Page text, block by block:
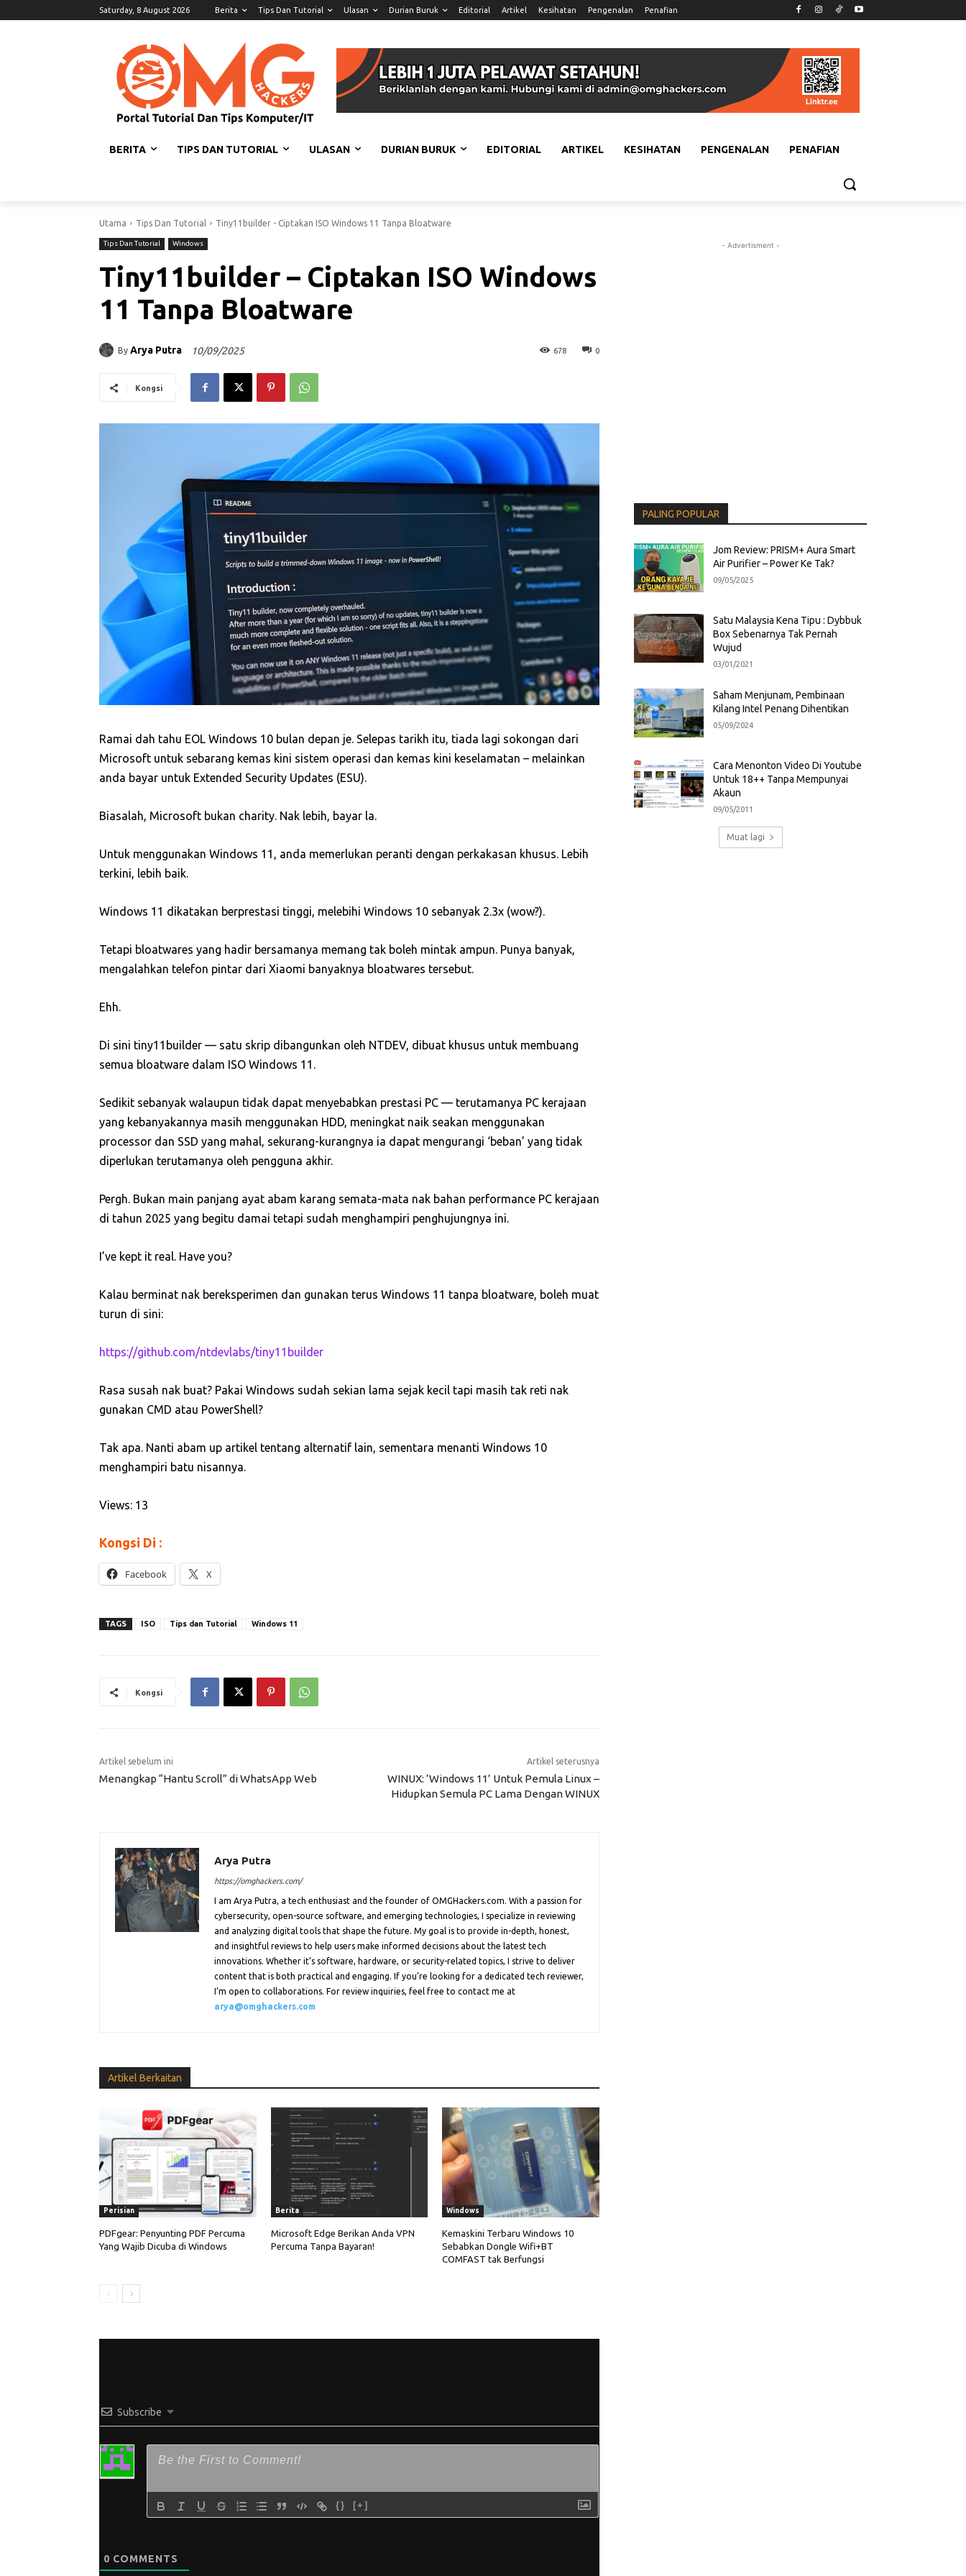
Saturday, 8 August 2026 Berita Tips Dan Tutorial Ulasan Durian Buruk Editorial Artikel Kesihatan Pengenalan Penafian
BERITA TIPS DAN TUTORIAL ULASAN DURIAN BURUK EDITORIAL ARTIKEL KESIHATAN PENGENALAN PENAFIAN
Utama Tips Dan Tutorial Tiny11builder - Ciptakan ISO Windows 11 Tanpa Bloatware
Tips Dan Tutorial Windows
Tiny11builder – Ciptakan ISO Windows
11 Tanpa Bloatware
By Arya Putra 10/09/2025 0
678
Kongsi
Ramai dah tahu EOL Windows 10 bulan depan je. Selepas tarikh itu, tiada lagi sokongan dari
Microsoft untuk sebarang kemas kini sistem operasi dan kemas kini keselamatan – melainkan
anda bayar untuk Extended Security Updates (ESU).
Biasalah, Microsoft bukan charity. Nak lebih, bayar la.
Untuk menggunakan Windows 11, anda memerlukan peranti dengan perkakasan khusus. Lebih
terkini, lebih baik.
Windows 11 dikatakan berprestasi tinggi, melebihi Windows 10 sebanyak 2.3x (wow?).
Tetapi bloatwares yang hadir bersamanya memang tak boleh mintak ampun. Punya banyak,
mengalahkan telefon pintar dari Xiaomi banyaknya bloatwares tersebut.
Ehh.
Di sini tiny11builder — satu skrip dibangunkan oleh NTDEV, dibuat khusus untuk membuang
semua bloatware dalam ISO Windows 11.
Sedikit sebanyak walaupun tidak dapat menyebabkan prestasi PC — terutamanya PC kerajaan
yang kebanyakannya masih menggunakan HDD, meningkat naik seakan menggunakan
processor dan SSD yang mahal, sekurang-kurangnya ia dapat mengurangi ‘beban’ yang tidak
diperlukan terutamanya oleh pengguna akhir.
Pergh. Bukan main panjang ayat abam karang semata-mata nak bahan performance PC kerajaan
di tahun 2025 yang begitu damai tetapi sudah menghampiri penghujungnya ini.
I’ve kept it real. Have you?
Kalau berminat nak bereksperimen dan gunakan terus Windows 11 tanpa bloatware, boleh muat
turun di sini:
https://github.com/ntdevlabs/tiny11builder
Rasa susah nak buat? Pakai Windows sudah sekian lama sejak kecil tapi masih tak reti nak
gunakan CMD atau PowerShell?
Tak apa. Nanti abam up artikel tentang alternatif lain, sementara menanti Windows 10
menghampiri batu nisannya.
Views: 13
Kongsi Di :
Facebook X
TAGS ISO Tips dan Tutorial Windows 11
Kongsi
Artikel sebelum ini
Menangkap “Hantu Scroll” di WhatsApp Web
Artikel seterusnya
WINUX: ‘Windows 11’ Untuk Pemula Linux –
Hidupkan Semula PC Lama Dengan WINUX
Arya Putra
https://omghackers.com/
I am Arya Putra, a tech enthusiast and the founder of OMGHackers.com. With a passion for
cybersecurity, open-source software, and emerging technologies, I specialize in reviewing
and analyzing digital tools that shape the future. My goal is to provide in-depth, honest,
and insightful reviews to help users make informed decisions about the latest tech
innovations. Whether it’s software, hardware, or security-related topics, I strive to deliver
content that is both practical and engaging. If you’re looking for a dedicated tech reviewer,
I’m open to collaborations. For review inquiries, feel free to contact me at
arya@omghackers.com
Artikel Berkaitan
Perisian
PDFgear: Penyunting PDF Percuma
Yang Wajib Dicuba di Windows
Berita
Microsoft Edge Berikan Anda VPN
Percuma Tanpa Bayaran!
Windows
Kemaskini Terbaru Windows 10
Sebabkan Dongle Wifi+BT
COMFAST tak Berfungsi
Subscribe
{} [+]
0 COMMENTS
- Advertisment -
PALING POPULAR
Jom Review: PRISM+ Aura Smart
Air Purifier – Power Ke Tak?
09/05/2025
Satu Malaysia Kena Tipu : Dybbuk
Box Sebenarnya Tak Pernah
Wujud
03/01/2021
Saham Menjunam, Pembinaan
Kilang Intel Penang Dihentikan
05/09/2024
Cara Menonton Video Di Youtube
Untuk 18++ Tanpa Mempunyai
Akaun
09/05/2011
Muat lagi